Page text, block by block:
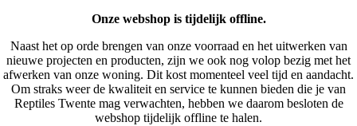
Onze webshop is tijdelijk offline.
Naast het op orde brengen van onze voorraad en het uitwerken van
nieuwe projecten en producten, zijn we ook nog volop bezig met het
afwerken van onze woning. Dit kost momenteel veel tijd en aandacht.
Om straks weer de kwaliteit en service te kunnen bieden die je van
Reptiles Twente mag verwachten, hebben we daarom besloten de
webshop tijdelijk offline te halen.